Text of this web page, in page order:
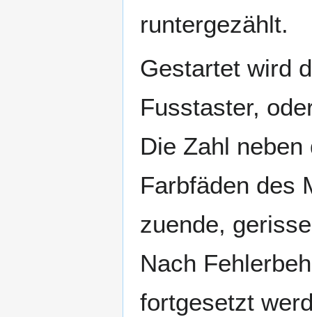
runtergezählt.
Gestartet wird
Fusstaster,
Die Zahl
Farbfäden des
zuende,
Nach
fortgesetzt